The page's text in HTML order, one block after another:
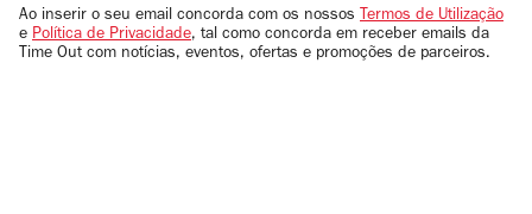
email
Ao inserir o seu email concorda com os nossos Termos de Utilização
e Política de Privacidade, tal como concorda em receber emails da
Time Out com notícias, eventos, ofertas e promoções de parceiros.